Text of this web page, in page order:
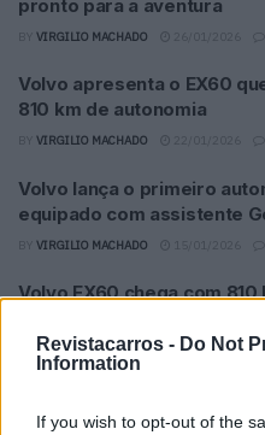
Revistacarros - Do Not
Information
If you wish to opt-out of the
pronto para a aventura
VIRGILIO MACHADO
Volvo apresenta o EX60
810 km de autonomia
VIRGILIO MACHADO
Volvo lança o primeiro
equipado com assistente
VIRGILIO MACHADO
Volvo EX60 chega com 810
VIRGILIO MACHADO 08/01/2026
a Geely e manter a